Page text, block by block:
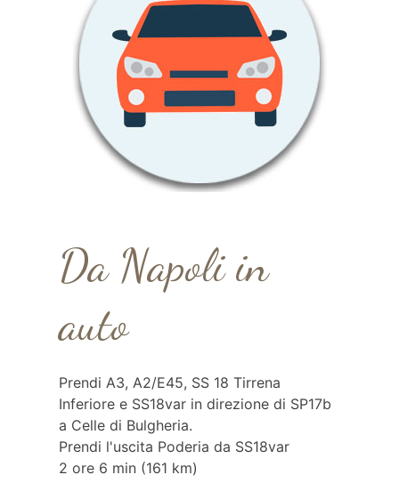
Da Napoli in
auto
Prendi A3, A2/E45, SS 18 Tirrena
Inferiore e SS18var in direzione di SP17b
a Celle di Bulgheria.
Prendi l'uscita Poderia da SS18var
2 ore 6 min (161 km)